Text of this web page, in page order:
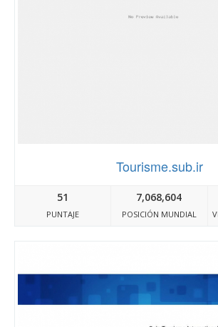
Tourisme.sub.ir
51
PUNTAJE
7,068,604
POSICIÓN MUNDIAL